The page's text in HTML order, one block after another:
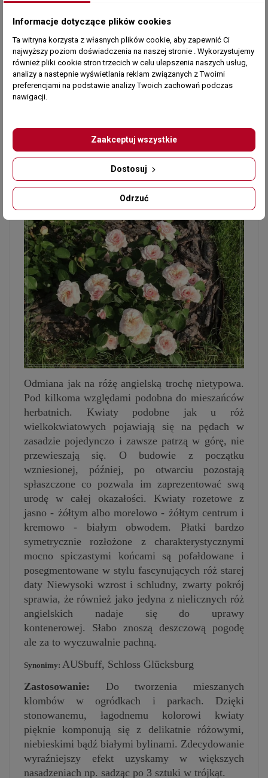
Odmiana jak na różę angielską trochę nietypowa.
Pod kilkoma względami podobna do mieszańców
herbatnich. Kwiaty podobne jak u róż
wielkokwiatowych pojawiają się na pędach w
zasadzie pojedynczo i zawsze patrzą w górę, nie
przewieszają się. O budowie z początku
wzniesionej, później, po otwarciu pozostają
spłaszczone co pozwala im zaprezentować swą
urodę w całej okazałości. Kwiaty rozetowe z
jasno - żółtym albo morelowo - żółtym centrum i
kremowo - białym obwodem. Płatki bardzo
symetrycznie rozłożone z charakterystycznymi
mocno spiczastymi końcami są pofałdowane i
posegmentowane w stylu fascynujących róż starej
daty Niewysoki wzrost i schludny, zwarty pokrój
sprawia, że również jako jedyna z nielicznych róż
angielskich nadaje się do uprawy
kontenerowej. Słabo znoszą deszczową pogodę
ale za to wyczuwalnie pachną.
Synonimy: AUSbuff, Schloss Glücksburg
Zastosowanie: Do tworzenia mieszanych
klombów w ogródkach i parkach. Dzięki
stonowanemu, łagodnemu kolorowi kwiaty
pięknie komponują się z delikatnie różowymi,
niebieskimi bądź białymi bylinami. Zdecydowanie
wyraźniejszy efekt uzyskamy w większych
nasadzeniach np. sadząc po 3 sztuki w trójkąt.
Informacje dotyczące plików cookies
Ta witryna korzysta z własnych plików cookie, aby zapewnić Ci
najwyższy poziom doświadczenia na naszej stronie . Wykorzystujemy
również pliki cookie stron trzecich w celu ulepszenia naszych usług,
analizy a nastepnie wyświetlania reklam związanych z Twoimi
preferencjami na podstawie analizy Twoich zachowań podczas
nawigacji.
Odrzuć
Dostosuj
Zaakceptuj wszystkie